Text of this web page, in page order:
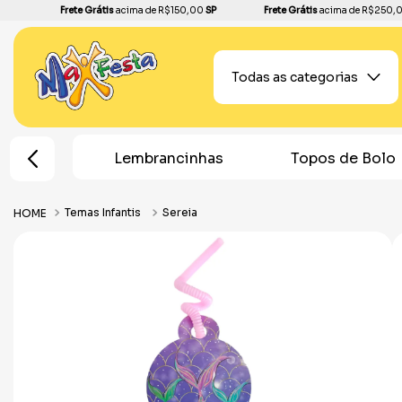
Frete Grátisacima de R$150,00 SP Frete Grátisacima de
Todas as categorias
Festa Lembrancinhas Topos de Bolo
Temas Infantis Sereia